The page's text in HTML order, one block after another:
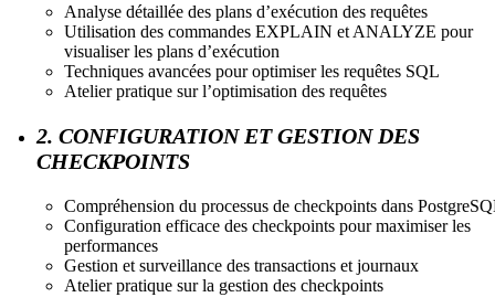
Analyse détaillée des plans d’exécution des requêtes
Utilisation des commandes EXPLAIN et ANALYZE pour
visualiser les plans d’exécution
Techniques avancées pour optimiser les requêtes SQL
Atelier pratique sur l’optimisation des requêtes
2. CONFIGURATION ET GESTION DES
CHECKPOINTS
Compréhension du processus de checkpoints dans
Configuration efficace des checkpoints pour maximiser les
performances
Gestion et surveillance des transactions et journaux
Atelier pratique sur la gestion des checkpoints